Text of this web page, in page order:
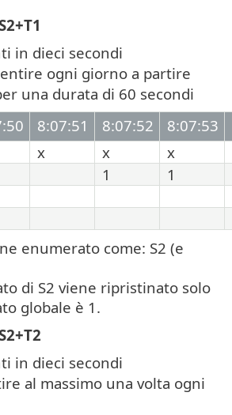
in dieci secondi
ogni giorno a partire
una durata di 60 secondi
8:07:51 8:07:52
8:07:53
x x
x
1
1
enumerato come: S2 (e
di S2 viene ripristinato solo
globale è 1.
in dieci secondi
al massimo una volta ogni